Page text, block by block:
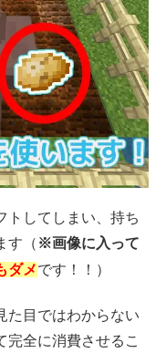
トしてしまい、持ち
す（ ※画像に入って
ダメです！！）
た目ではわからない
完全に消費させるこ